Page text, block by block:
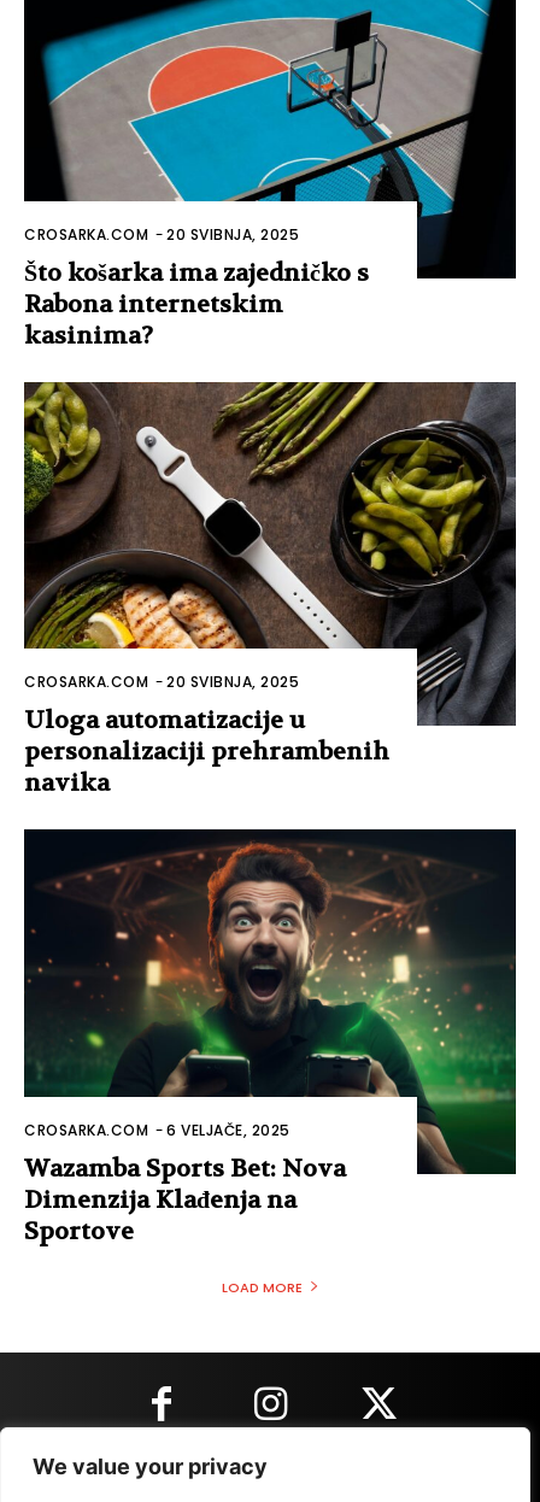
We value your privacy
CROSARKA.COM -20 SVIBNJA, 2025
Što košarka ima zajedničko s
Rabona internetskim
kasinima?
CROSARKA.COM -20 SVIBNJA, 2025
Uloga automatizacije u
personalizaciji prehrambenih
navika
CROSARKA.COM -6 VELJAČE, 2025
Wazamba Sports Bet: Nova
Dimenzija Klađenja na
Sportove
LOAD MORE
KONTAKT INFORMACIJE